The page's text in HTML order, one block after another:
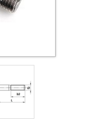
резьбой
яхт